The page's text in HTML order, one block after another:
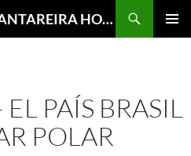
15 ANOS – SERRA DA CANTAREIRA HOJE E COTIDIANO DO BRASIL E DO MUNDO
PAÍS BRASIL
POLAR